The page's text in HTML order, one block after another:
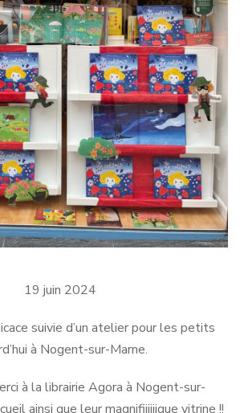
19 juin 2024
suivie d’un atelier pour les petits
à Nogent-sur-Marne.
à la librairie Agora à Nogent-sur-
ainsi que leur magnifiiiiiique vitrine !!